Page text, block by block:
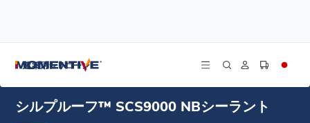
建築用シリコーン
シルプルーフ™ SCS9000 NBシーラント
シルプルーフ™ SCS9000 NBシーラント